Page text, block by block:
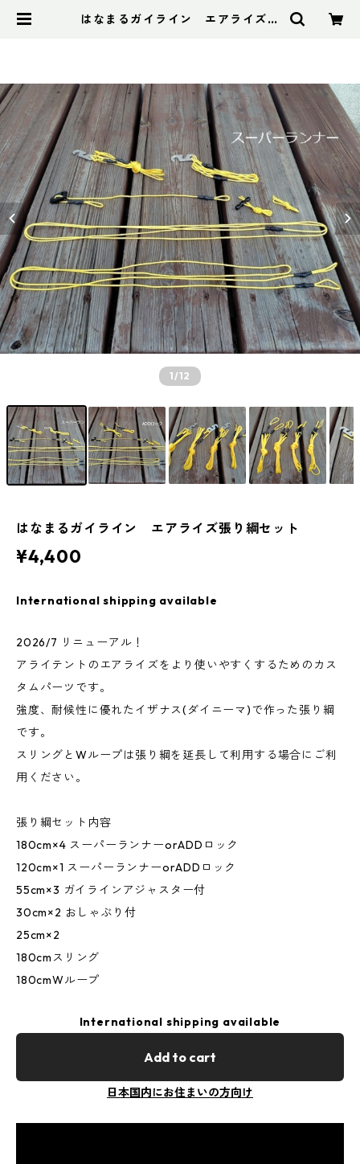
はなまるガイライン エアライズ張
1/12
はなまるガイライン エアライズ張り綱セット
¥4,400
International shipping available
2026/7 リニューアル！
アライテントのエアライズをより使いやすくするためのカス
タムパーツです。
強度、耐候性に優れたイザナス(ダイニーマ)で作った張り綱
です。
スリングとWループは張り綱を延長して利用する場合にご利
用ください。
張り綱セット内容
180cm×4 スーパーランナーorADDロック
120cm×1 スーパーランナーorADDロック
55cm×3 ガイラインアジャスター付
30cm×2 おしゃぶり付
25cm×2
180cmスリング
180cmWループ
International shipping available
Add to cart
日本国内にお住まいの方向け